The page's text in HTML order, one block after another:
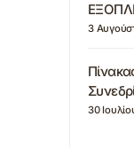
3
30